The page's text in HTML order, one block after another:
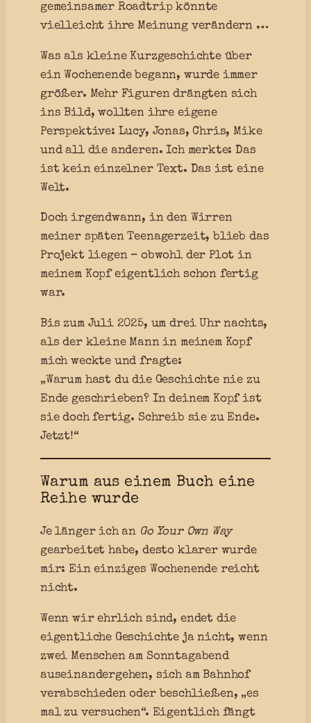
gemeinsamer Roadtrip könnte
vielleicht ihre Meinung verändern …
Was als kleine Kurzgeschichte über
ein Wochenende begann, wurde immer
größer. Mehr Figuren drängten sich
ins Bild, wollten ihre eigene
Perspektive: Lucy, Jonas, Chris, Mike
und all die anderen. Ich merkte: Das
ist kein einzelner Text. Das ist eine
Welt.
Doch irgendwann, in den Wirren
meiner späten Teenagerzeit, blieb das
Projekt liegen – obwohl der Plot in
meinem Kopf eigentlich schon fertig
war.
Bis zum Juli 2025, um drei Uhr nachts,
als der kleine Mann in meinem Kopf
mich weckte und fragte:
„Warum hast du die Geschichte nie zu
Ende geschrieben? In deinem Kopf ist
sie doch fertig. Schreib sie zu Ende.
Jetzt!“
Warum aus einem Buch eine
Reihe wurde
Je länger ich an Go Your Own Way
gearbeitet habe, desto klarer wurde
mir: Ein einziges Wochenende reicht
nicht.
Wenn wir ehrlich sind, endet die
eigentliche Geschichte ja nicht, wenn
zwei Menschen am Sonntagabend
auseinandergehen, sich am Bahnhof
verabschieden oder beschließen, „es
mal zu versuchen“. Eigentlich fängt